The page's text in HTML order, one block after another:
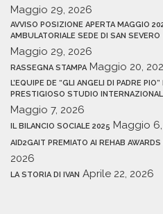
Maggio 29, 2026
AVVISO POSIZIONE APERTA MAGGIO
AMBULATORIALE SEDE DI SAN SEVERO
Maggio 29, 2026
RASSEGNA STAMPA Maggio 20,
L’EQUIPE DE “GLI ANGELI DI PADRE
PRESTIGIOSO STUDIO
Maggio 7, 2026
IL BILANCIO SOCIALE 2025 Maggio
AID2GAIT PREMIATO AI REHAB
2026
LA STORIA DI IVAN Aprile 22, 2026